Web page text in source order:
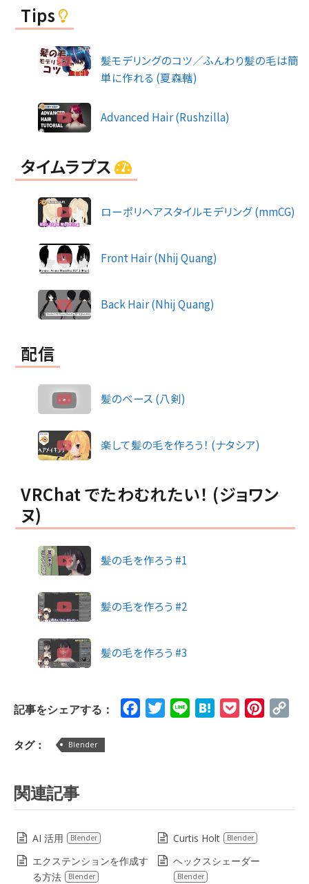
Tips
髪モデリングのコツ／ふんわり髪の毛は簡
単に作れる (夏森轄)
Advanced Hair (Rushzilla)
タイムラプス
ローポリヘアスタイルモデリング (mmCG)
Front Hair (Nhij Quang)
Back Hair (Nhij Quang)
配信
髪のベース (八剣)
楽して髪の毛を作ろう！ (ナタシア)
VRChat でたわむれたい！ (ジョワン
ヌ)
髪の毛を作ろう #1
髪の毛を作ろう #2
髪の毛を作ろう #3
記事をシェアする： FacebookTwitterLine HatenaPocket
タグ： Blender
関連記事
AI 活用 Blender Curtis Holt Blender
エクステンションを作成す
る方法
Blender
ヘックスシェーダー
Blender